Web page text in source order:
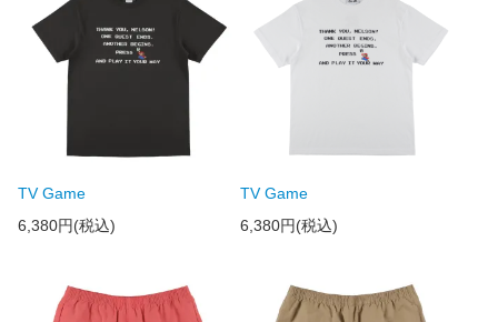
TV Game
6,380円(税込)
TV Game
6,380円(税込)